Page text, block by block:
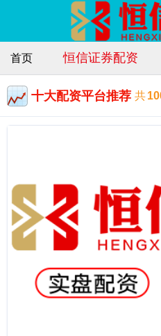
首页 恒信证券配资
十大配资平台推荐 共